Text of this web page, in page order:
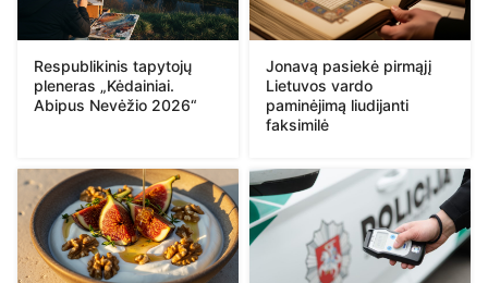
Respublikinis tapytojų
pleneras „Kėdainiai.
Abipus Nevėžio 2026“
Jonavą pasiekė pirmąjį
Lietuvos vardo
paminėjimą liudijanti
faksimilė